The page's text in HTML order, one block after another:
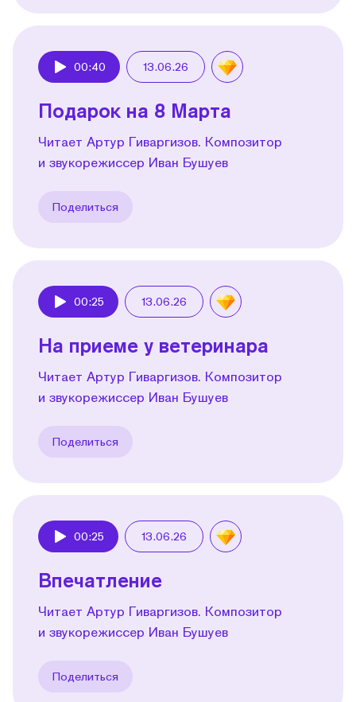
00:40 13.06.26
Подарок на 8 Марта
Читает Артур Гиваргизов. Композитор
и звукорежиссер Иван Бушуев
Поделиться
00:25 13.06.26
На приеме у ветеринара
Читает Артур Гиваргизов. Композитор
и звукорежиссер Иван Бушуев
Поделиться
00:25 13.06.26
Впечатление
Читает Артур Гиваргизов. Композитор
и звукорежиссер Иван Бушуев
Поделиться